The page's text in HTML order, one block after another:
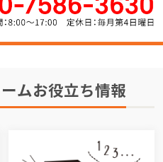
ムお役立ち情報